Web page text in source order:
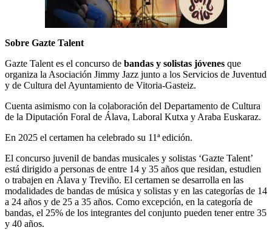
Sobre Gazte Talent
Gazte Talent es el concurso de bandas y solistas jóvenes que
organiza la Asociación Jimmy Jazz junto a los Servicios de Juventud
y de Cultura del Ayuntamiento de Vitoria-Gasteiz.
Cuenta asimismo con la colaboración del Departamento de Cultura
de la Diputación Foral de Álava, Laboral Kutxa y Araba Euskaraz.
En 2025 el certamen ha celebrado su 11ª edición.
El concurso juvenil de bandas musicales y solistas ‘Gazte Talent’
está dirigido a personas de entre 14 y 35 años que residan, estudien
o trabajen en Álava y Treviño. El certamen se desarrolla en las
modalidades de bandas de música y solistas y en las categorías de 14
a 24 años y de 25 a 35 años. Como excepción, en la categoría de
bandas, el 25% de los integrantes del conjunto pueden tener entre 35
y 40 años.